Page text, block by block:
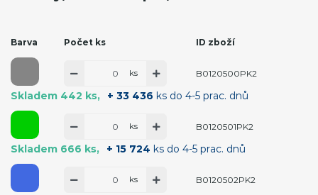
Barva Počet ks ID zboží
Skladem 442 ks + 33 436 ks do 4-5 prac. dnů
ks B0120500PK2
Skladem 666 ks + 15 724 ks do 4-5 prac. dnů
ks B0120501PK2
ks B0120502PK2